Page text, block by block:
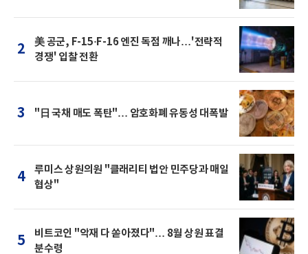
2
美 공군, F-15·F-16 엔진 독점 깨나…'전략적
경쟁' 입찰 전환
3 "日 국채 매도 폭탄"… 암호화폐 유동성 대폭발
4
루미스 상원의원 "클래리티 법안 민주당과 매일
협상"
5
비트코인 "악재 다 쏟아졌다"… 8월 상원 표결
분수령